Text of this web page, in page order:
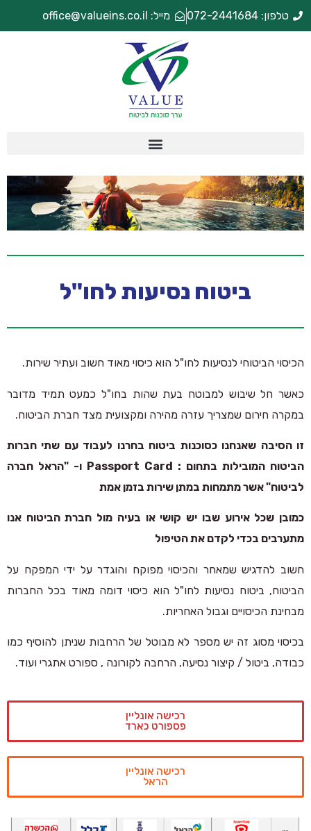
טלפון: 072-2441684 מייל: office@valueins.co.il
ביטוח נסיעות לחו"ל
הכיסוי הביטוחי לנסיעות לחו"ל הוא כיסוי מאוד חשוב ועתיר שירות.
כאשר חל שיבוש למבוטח בעת שהות בחו"ל כמעט תמיד מדובר
במקרה חירום שמצריך עזרה מהירה ומקצועית מצד חברת הביטוח.
זו הסיבה שאנחנו כסוכנות ביטוח בחרנו לעבוד עם שתי חברות
הביטוח המובילות בתחום :
Passport Card ו- "הראל חברה
לביטוח" אשר מתמחות במתן שירות בזמן אמת
כמובן שכל אירוע שבו יש קושי או בעיה מול חברת הביטוח אנו
מתערבים בכדי לקדם את הטיפול
חשוב להדגיש שמאחר והכיסוי מפוקח והוגדר על ידי המפקח על
הביטוח, ביטוח נסיעות לחו"ל הוא כיסוי דומה מאוד בכל החברות
מבחינת הכיסויים וגבול האחריות.
בכיסוי מסוג זה יש מספר לא מבוטל של הרחבות שניתן להוסיף כמו
כבודה, ביטול / קיצור נסיעה, הרחבה לקורונה , ספורט אתגרי ועוד.
רכישה אונליין
פספורט כארד
רכישה אונליין
הראל